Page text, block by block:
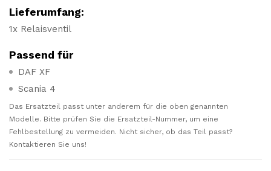
Lieferumfang:
1x Relaisventil
Passend für
DAF XF
Scania 4
Das Ersatzteil passt unter anderem für die oben genannten
Modelle. Bitte prüfen Sie die Ersatzteil-Nummer, um eine
Fehlbestellung zu vermeiden. Nicht sicher, ob das Teil passt?
Kontaktieren Sie uns!